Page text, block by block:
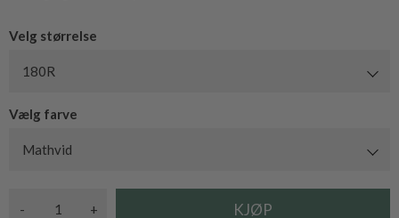
Velg størrelse
180R
Vælg farve
Mathvid
- +